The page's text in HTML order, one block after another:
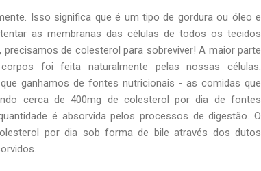
Isso significa que é um tipo de gordura ou óleo e
as membranas das células de todos os tecidos
de colesterol para sobreviver! A maior parte
foi feita naturalmente pelas nossas células.
ganhamos de fontes nutricionais - as comidas que
cerca de 400mg de colesterol por dia de fontes
é absorvida pelos processos de digestão. O
por dia sob forma de bile através dos dutos